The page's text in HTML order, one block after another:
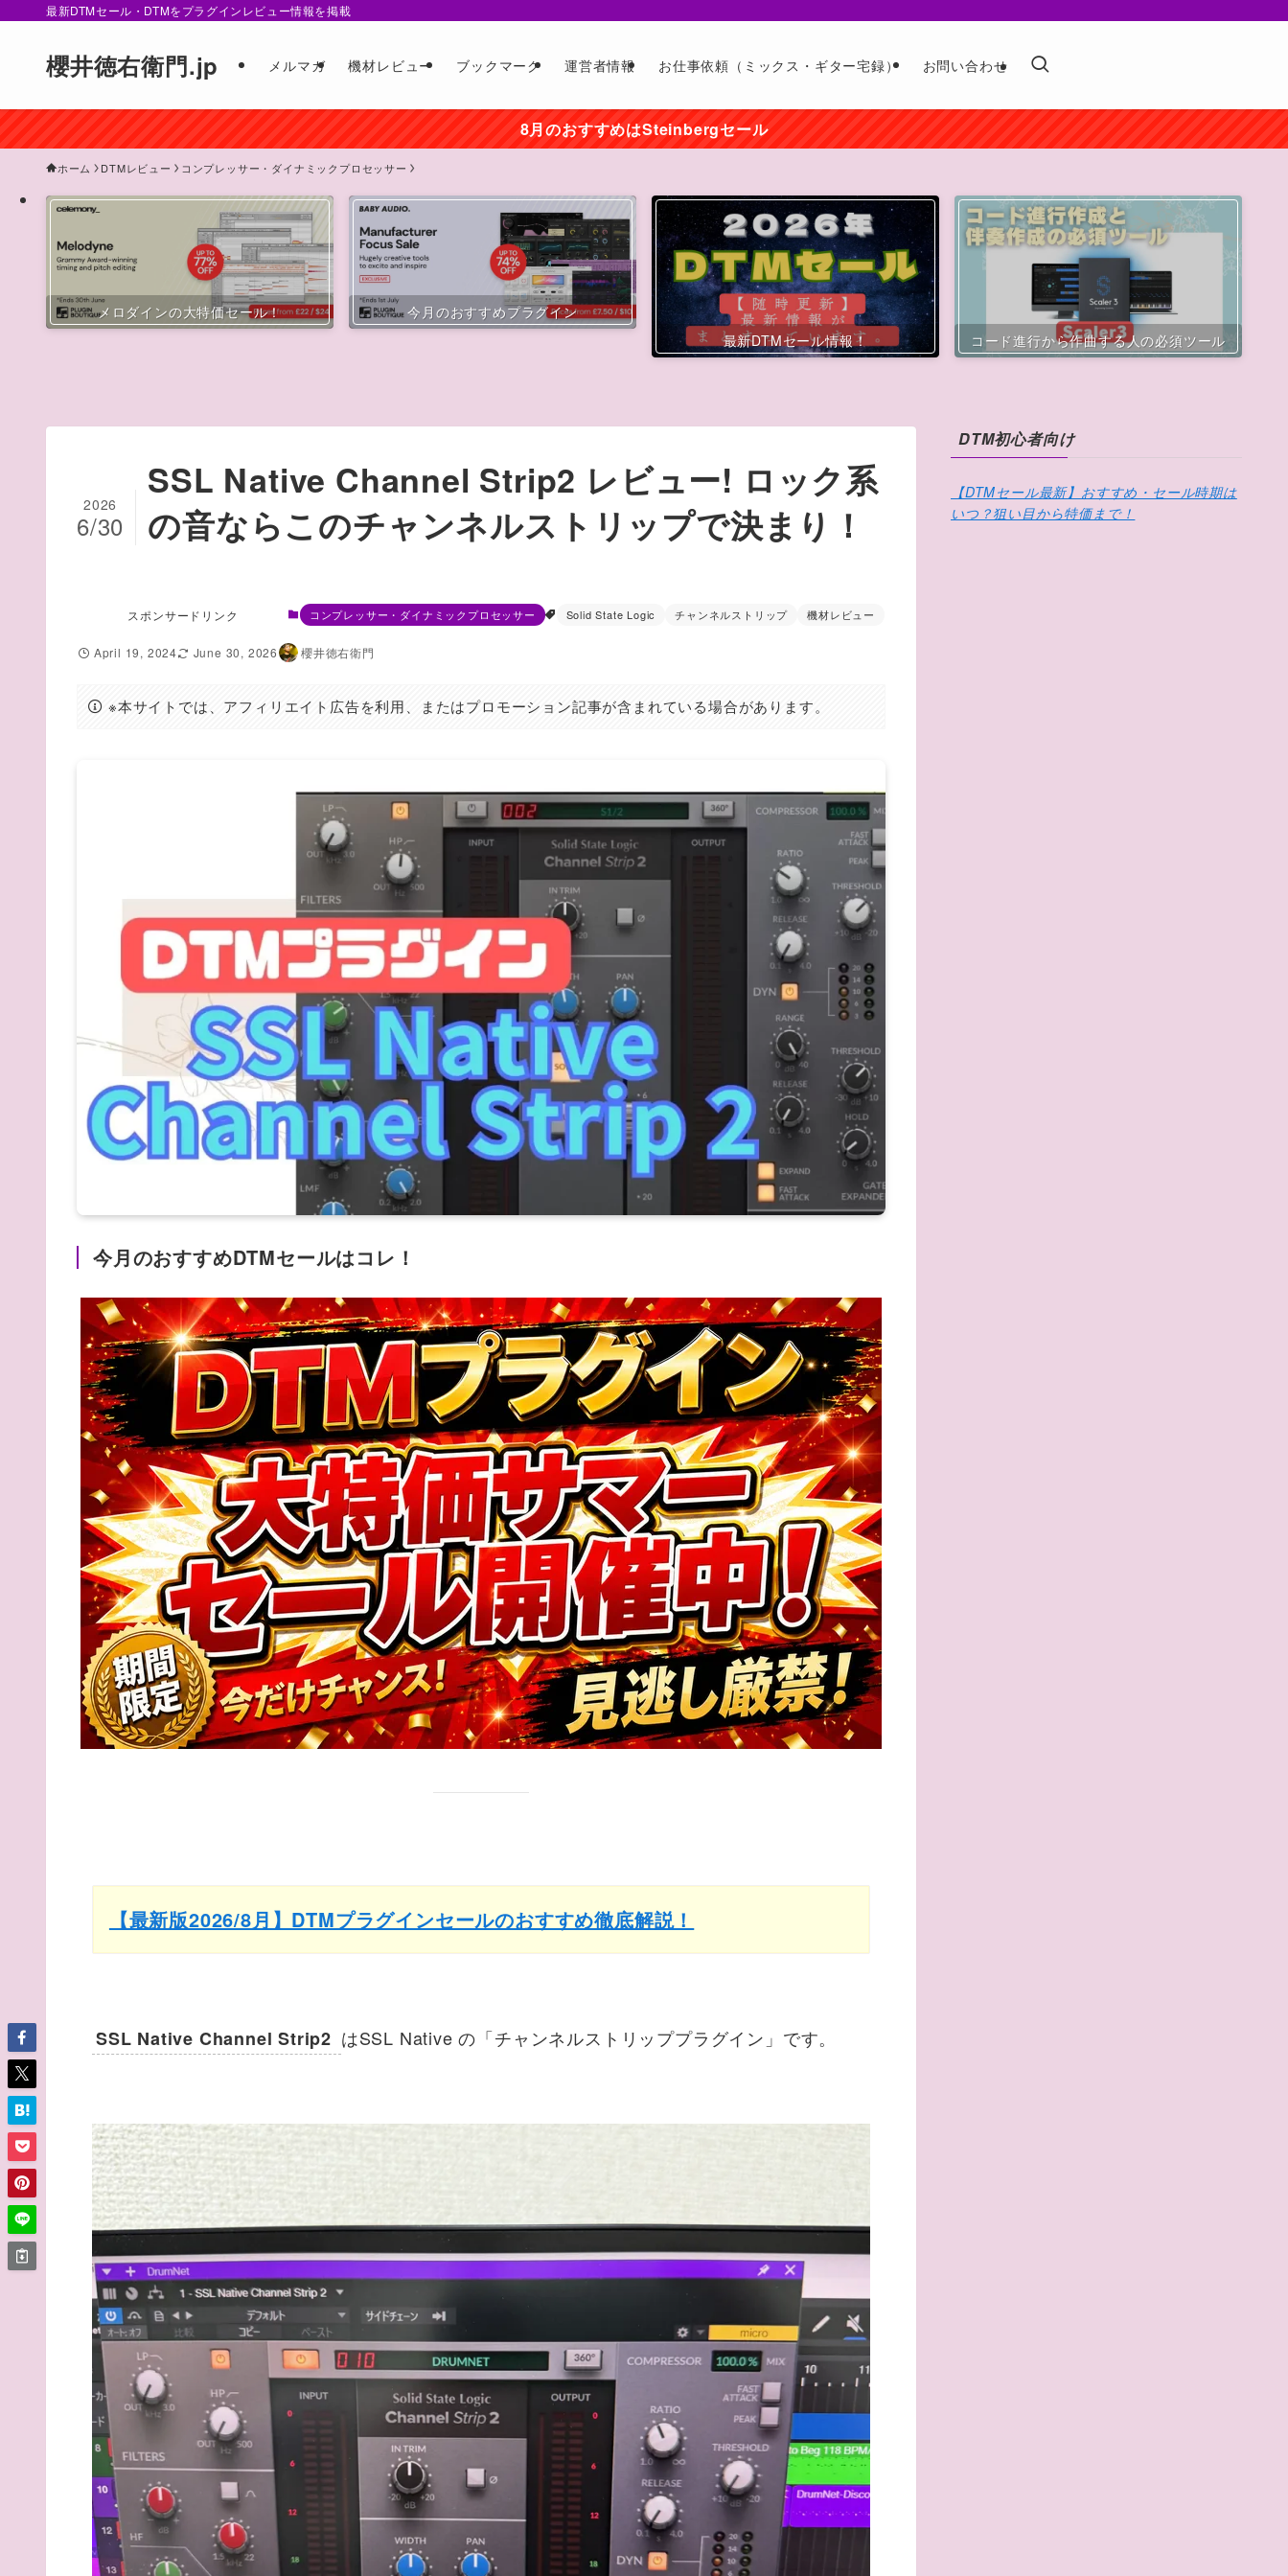
最新DTMセール・DTMをプラグインレビュー情報を掲載
櫻井徳右衛門.jp メルマガ 機材レビュー ブックマーク 運営者情報 お仕事依頼（ミックス・ギター宅録） お問い合わせ
8月のおすすめはSteinbergセール
ホーム DTMレビュー コンプレッサー・ダイナミックプロセッサー
メロダインの大特価セール！
今月のおすすめプラグイン
最新DTMセール情報！
コード進行から作曲する人の必須ツール
SSL Native Channel Strip2 レビュー! ロック系
の音ならこのチャンネルストリップで決まり！
2026
6/30
スポンサードリンク コンプレッサー・ダイナミックプロセッサー Solid State Logic チャンネルストリップ 機材レビュー
April 19, 2024 June 30, 2026 櫻井徳右衛門
※本サイトでは、アフィリエイト広告を利用、またはプロモーション記事が含まれている場合があります。
今月のおすすめDTMセールはコレ！
【最新版2026/8月】DTMプラグインセールのおすすめ徹底解説！
SSL Native Channel Strip2 はSSL Native の「チャンネルストリッププラグイン」です。
DTM初心者向け
【DTMセール最新】おすすめ・セール時期は
いつ？狙い目から特価まで！